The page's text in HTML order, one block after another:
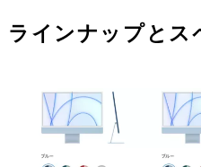
ラインナップとス